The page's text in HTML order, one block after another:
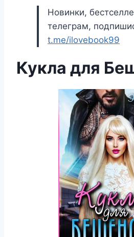
Новинки,
телеграм,
t.me/ilovebook99
Кукла для